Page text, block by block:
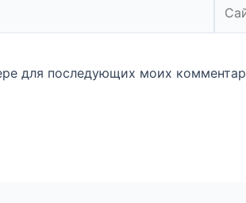
для последующих моих